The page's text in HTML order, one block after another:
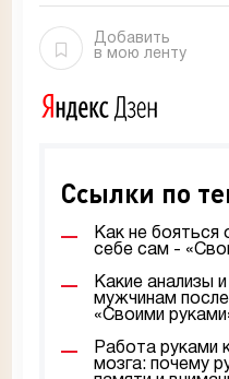
Добавить
в мою ленту
Ссылки по
Как не бояться
себе сам -
Какие анализы
мужчинам
«Своими
Работа руками
мозга: почему